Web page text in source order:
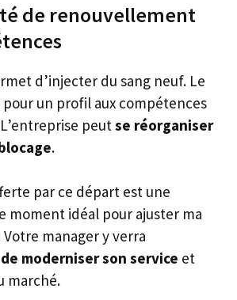
de renouvellement
d’injecter du sang neuf. Le
un profil aux compétences
peutse réorganiser
.
par ce départ est une
moment idéal pour ajuster ma
manager y verra
moderniser son service et
marché.